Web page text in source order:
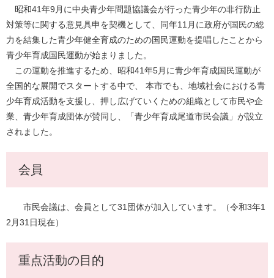
昭和41年9月に中央青少年問題協議会が行った青少年の非行防止
対策等に関する意見具申を契機として、同年11月に政府が国民の総
力を結集した青少年健全育成のための国民運動を提唱したことから
青少年育成国民運動が始まりました。
この運動を推進するため、昭和41年5月に青少年育成国民運動が
全国的な展開でスタートする中で、 本市でも、地域社会における青
少年育成活動を支援し、押し広げていくための組織として市民や企
業、青少年育成団体が賛同し、「青少年育成尾道市民会議」が設立
されました。
会員
市民会議は、会員として31団体が加入しています。（令和3年1
2月31日現在）
重点活動の目的